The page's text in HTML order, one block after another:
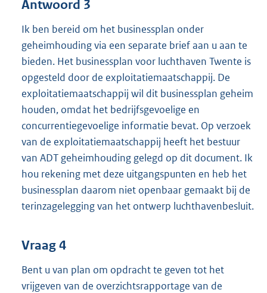
Antwoord 3
Ik ben bereid om het businessplan onder
geheimhouding via een separate brief aan u aan te
bieden. Het businessplan voor luchthaven Twente is
opgesteld door de exploitatiemaatschappij. De
exploitatiemaatschappij wil dit businessplan geheim
houden, omdat het bedrijfsgevoelige en
concurrentiegevoelige informatie bevat. Op verzoek
van de exploitatiemaatschappij heeft het bestuur
van ADT geheimhouding gelegd op dit document. Ik
hou rekening met deze uitgangspunten en heb het
businessplan daarom niet openbaar gemaakt bij de
terinzagelegging van het ontwerp luchthavenbesluit.
Vraag 4
Bent u van plan om opdracht te geven tot het
vrijgeven van de overzichtsrapportage van de